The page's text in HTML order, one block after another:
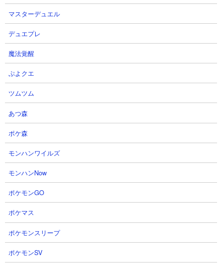
研究力アップと資金回り強化を使っています。残り枠はエキゾチ
ック、悪魔研究家、カンカン、ガネーシャ、にゃんまの編成。研
究力を盛ることでエキゾチックの回転率を上げて、実質1種のみで
量産壁の役割を果たしています。あとは高火力キャラの攻撃で敵
が蒸発していくのを待つのみ。
マスターデュエル
デュエプレ
魔法覚醒
ぷよクエ
ツムツム
あつ森
ポケ森
モンハンワイルズ
モンハンNow
ポケモンGO
ポケマス
ポケモンスリープ
ポケモンSV